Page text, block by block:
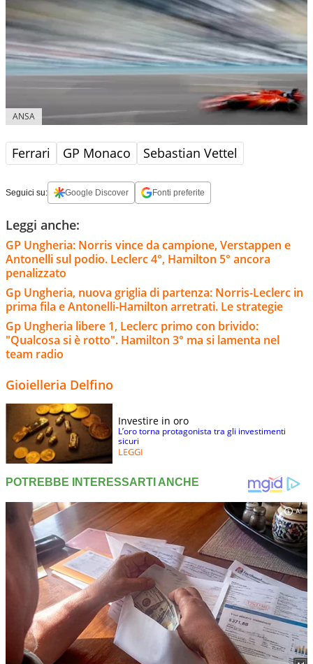
ANSA
Ferrari GP Monaco Sebastian Vettel
Seguici su: Google Discover Fonti preferite
Leggi anche:
GP Ungheria: Norris vince da campione, Verstappen e
Antonelli sul podio. Leclerc 4°, Hamilton 5° ancora
penalizzato
Gp Ungheria, nuova griglia di partenza: Norris-Leclerc in
prima fila e Antonelli-Hamilton arretrati. Le strategie
Gp Ungheria libere 1, Leclerc primo con brivido:
"Qualcosa si è rotto". Hamilton 3° ma si lamenta nel
team radio
Gioielleria Delfino
Investire in oro
L’oro torna protagonista tra gli investimenti
sicuri
LEGGI